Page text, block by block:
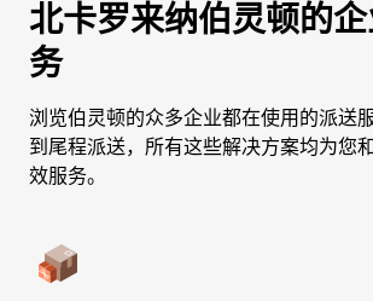
北卡罗来纳伯灵顿的
务
浏览伯灵顿的众多企业都在使用的派送
到尾程派送，所有这些解决方案均为您
效服务。